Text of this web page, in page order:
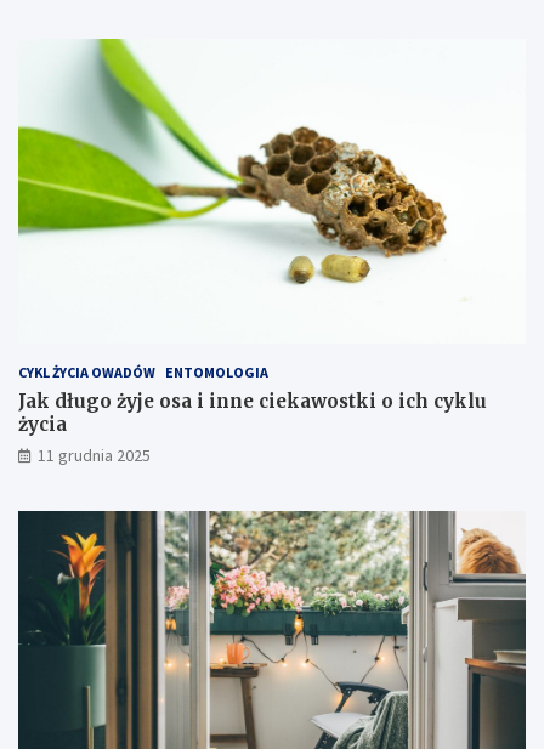
ć
o
t
l
o
a
t
j
h
CYKL ŻYCIA OWADÓW ENTOMOLOGIA
Jak długo żyje osa i inne ciekawostki o ich cyklu
życia
11 grudnia 2025